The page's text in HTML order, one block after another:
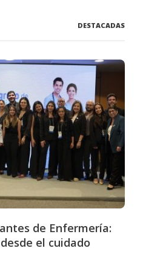
DESTACADAS
de Enfermería:
el cuidado